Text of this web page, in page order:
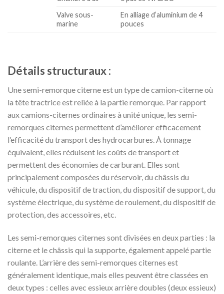
Valve sous-
marine
En alliage d’aluminium de 4
pouces
Détails structuraux :
Une semi-remorque citerne est un type de camion-citerne où
la tête tractrice est reliée à la partie remorque. Par rapport
aux camions-citernes ordinaires à unité unique, les semi-
remorques citernes permettent d’améliorer efficacement
l’efficacité du transport des hydrocarbures. À tonnage
équivalent, elles réduisent les coûts de transport et
permettent des économies de carburant. Elles sont
principalement composées du réservoir, du châssis du
véhicule, du dispositif de traction, du dispositif de support, du
système électrique, du système de roulement, du dispositif de
protection, des accessoires, etc.
Les semi-remorques citernes sont divisées en deux parties : la
citerne et le châssis qui la supporte, également appelé partie
roulante. L’arrière des semi-remorques citernes est
généralement identique, mais elles peuvent être classées en
deux types : celles avec essieux arrière doubles (deux essieux)